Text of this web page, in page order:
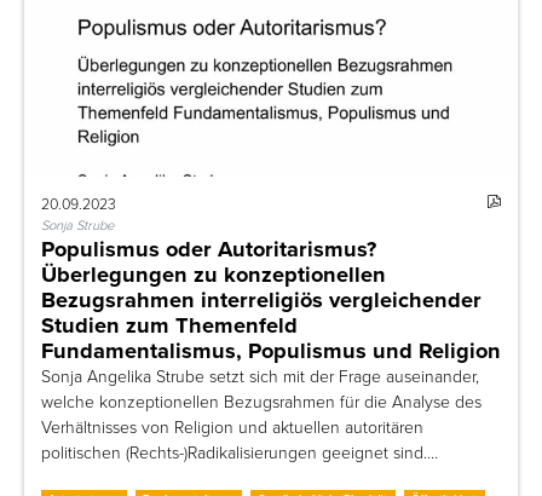
20.09.2023
Sonja Strube
Populismus oder Autoritarismus?
Überlegungen zu konzeptionellen
Bezugsrahmen interreligiös vergleichender
Studien zum Themenfeld
Fundamentalismus, Populismus und Religion
Sonja Angelika Strube setzt sich mit der Frage auseinander,
welche konzeptionellen Bezugsrahmen für die Analyse des
Verhältnisses von Religion und aktuellen autoritären
politischen (Rechts-)Radikalisierungen geeignet sind.…